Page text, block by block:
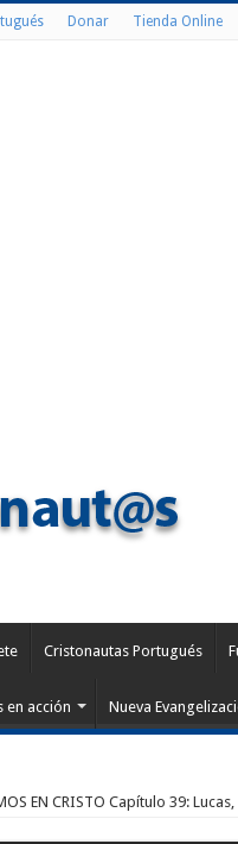
Donar Tienda Online
Cristonautas Portugués
en acción Nueva
EN CRISTO Capítulo 39: